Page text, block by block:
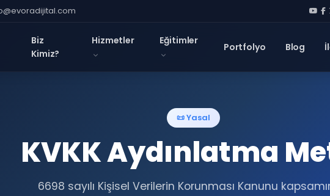
Biz
Kimiz?
Hizmetler Eğitimler
Portfolyo Blog
📜 Yasal
KVKK Aydınlatma
6698 sayılı Kişisel Verilerin Korunması Kanunu